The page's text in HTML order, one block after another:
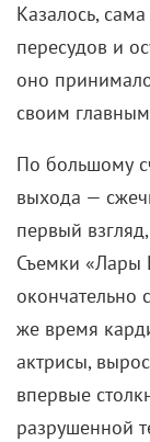
Казалось,
пересудов и
оно
своим
По большому
выхода —
первый
Съемки «Лары
окончательно
же время
актрисы,
впервые
разрушенной